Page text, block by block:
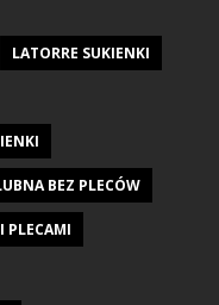
LATORRE SUKIENKI
BEZ PLECÓW
PLECAMI